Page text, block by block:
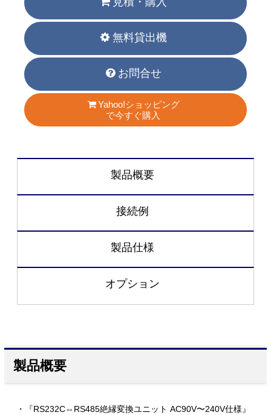
無料貸出機
お問合せ
Yahoo!ショッピング
で今すぐ購入
製品概要
接続例
製品仕様
オプション
製品概要
・『RS232C⇔RS485絶縁変換ユニット AC90V〜240V仕様』